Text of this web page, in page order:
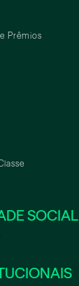
Prêmios
SOCIAL